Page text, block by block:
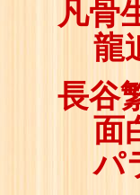
凡骨
龍
長谷
面
パ